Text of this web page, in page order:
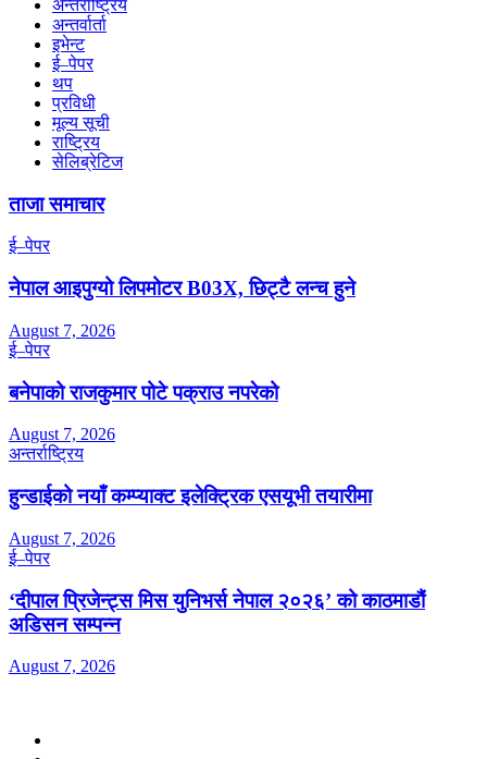
अन्तर्राष्ट्रिय
अन्तर्वार्ता
इभेन्ट
ई–पेपर
थप
प्रविधी
मूल्य सूची
राष्ट्रिय
सेलिब्रेटिज
ताजा समाचार
ई–पेपर
नेपाल आइपुग्यो लिपमोटर B03X, छिट्टै लन्च हुने
August 7, 2026
ई–पेपर
बनेपाको राजकुमार पोटे पक्राउ नपरेको
August 7, 2026
अन्तर्राष्ट्रिय
हुन्डाईको नयाँ कम्प्याक्ट इलेक्ट्रिक एसयूभी तयारीमा
August 7, 2026
ई–पेपर
‘दीपाल प्रिजेन्ट्स मिस युनिभर्स नेपाल २०२६’ को काठमाडौं
अडिसन सम्पन्न
August 7, 2026